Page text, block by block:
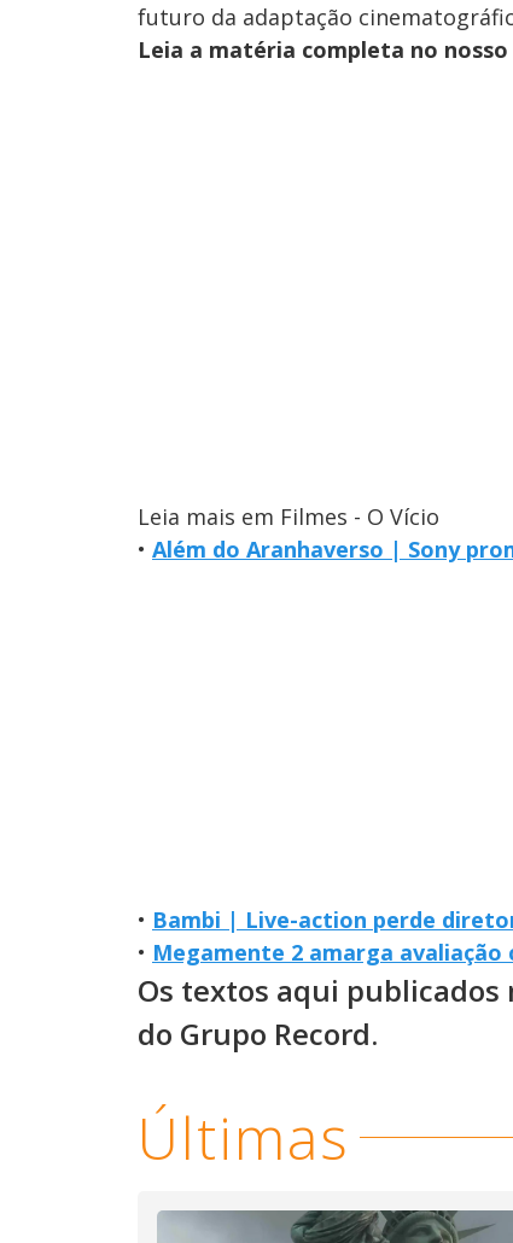
futuro da adaptação
Leia a matéria completa no
Leia mais em Filmes - O Vício
• Além do Aranhaverso | Sony
• Bambi | Live-action perde
• Megamente 2 amarga
Os textos aqui
do Grupo Record.
Últimas